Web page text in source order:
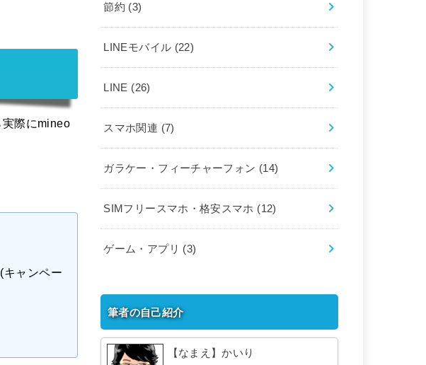
際にmineo
キャンペー
節約 (3)
LINEモバイル (22)
LINE (26)
スマホ関連 (7)
ガラケー・フィーチャーフォン (14)
SIMフリースマホ・格安スマホ (12)
ゲーム・アプリ (3)
筆者の自己紹介
【なまえ】かいり